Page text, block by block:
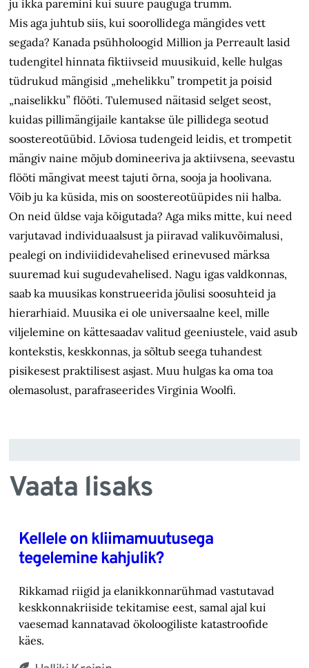
ju ikka paremini kui suure pauguga trumm.
Mis aga juhtub siis, kui soorollidega mängides vett
segada? Kanada psühholoogid Million ja Perreault lasid
tudengitel hinnata fiktiivseid muusikuid, kelle hulgas
tüdrukud mängisid „mehelikku” trompetit ja poisid
„naiselikku” flööti. Tulemused näitasid selget seost,
kuidas pillimängijaile kantakse üle pillidega seotud
soostereotüübid. Lõviosa tudengeid leidis, et trompetit
mängiv naine mõjub domineeriva ja aktiivsena, seevastu
flööti mängivat meest tajuti õrna, sooja ja hoolivana.
Võib ju ka küsida, mis on soostereotüüpides nii halba.
On neid üldse vaja kõigutada? Aga miks mitte, kui need
varjutavad individuaalsust ja piiravad valikuvõimalusi,
pealegi on indiviididevahelised erinevused märksa
suuremad kui sugudevahelised. Nagu igas valdkonnas,
saab ka muusikas konstrueerida jõulisi soosuhteid ja
hierarhiaid. Muusika ei ole universaalne keel, mille
viljelemine on kättesaadav valitud geeniustele, vaid asub
kontekstis, keskkonnas, ja sõltub seega tuhandest
pisikesest praktilisest asjast. Muu hulgas ka oma toa
olemasolust, parafraseerides Virginia Woolfi.
Vaata lisaks
Kellele on kliimamuutusega
tegelemine kahjulik?
Rikkamad riigid ja elanikkonnarühmad vastutavad
keskkonnakriiside tekitamise eest, samal ajal kui
vaesemad kannatavad ökoloogiliste katastroofide
käes.